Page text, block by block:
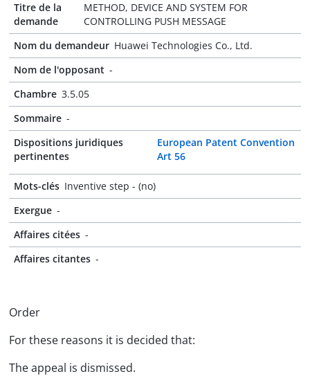
Titre de la
demande
METHOD, DEVICE AND SYSTEM FOR
CONTROLLING PUSH MESSAGE
Nom du demandeur Huawei Technologies Co., Ltd.
Nom de l'opposant -
Chambre 3.5.05
Sommaire -
Dispositions juridiques
pertinentes
European Patent Convention
Art 56
Mots-clés Inventive step - (no)
Exergue -
Affaires citées -
Affaires citantes -
Order
For these reasons it is decided that:
The appeal is dismissed.